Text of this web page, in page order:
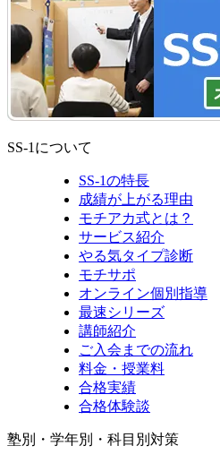
SS-1について
SS-1の特長
成績が上がる理由
モチアカ式とは？
サービス紹介
やる気タイプ診断
モチサポ
オンライン個別指導
最速シリーズ
講師紹介
ご入会までの流れ
料金・授業料
合格実績
合格体験談
塾別・学年別・科目別対策